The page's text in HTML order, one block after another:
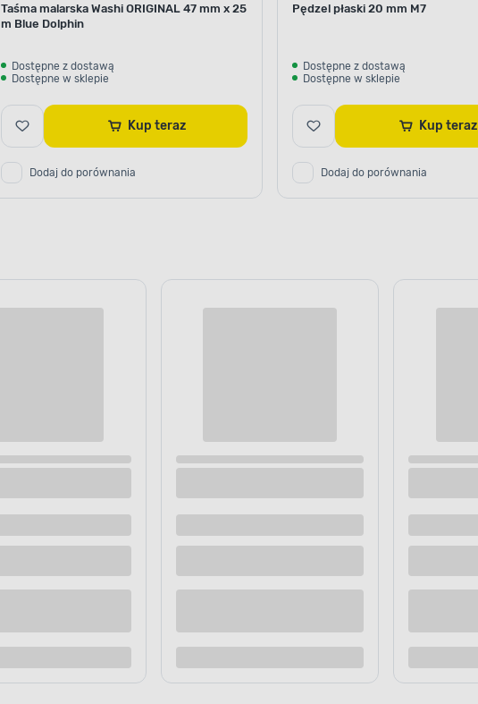
Taśma malarska Washi ORIGINAL 47 mm x 25
m Blue Dolphin
Dostępne z dostawą
Dostępne w sklepie
Kup teraz
Dodaj do porównania
Pędzel płaski 20 mm M7
Dostępne z dostawą
Dostępne w sklepie
Kup teraz
Dodaj do porównania